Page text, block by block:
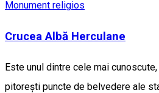
Monument religios
Crucea Albă Herculane
Este unul dintre cele mai
pitorești puncte de belvedere ale